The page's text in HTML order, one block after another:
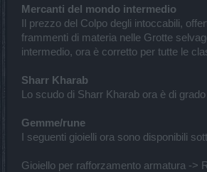
Mercanti del mondo intermedio
Il prezzo del Colpo degli intoccabili,
frammenti di materia nelle Grotte
intermedio, ora è corretto per tutte le
Sharr Kharab
Lo scudo di Sharr Kharab ora è di grado
Gemme/rune
I seguenti gioielli ora sono disponibili
Gioiello per rafforzamento armatura ->